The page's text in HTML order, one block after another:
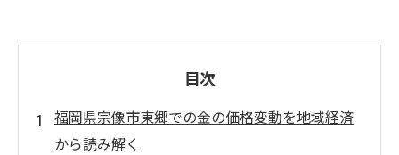
目次
福岡県宗像市東郷での金の価格変動を地域経済
から読み解く